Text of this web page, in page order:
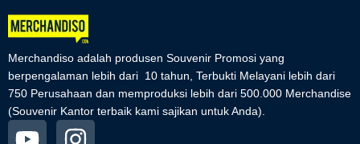
Merchandiso adalah produsen Souvenir Promosi yang
berpengalaman lebih dari 10 tahun, Terbukti Melayani lebih dari
750 Perusahaan dan memproduksi lebih dari 500.000 Merchandise
(Souvenir Kantor terbaik kami sajikan untuk Anda).